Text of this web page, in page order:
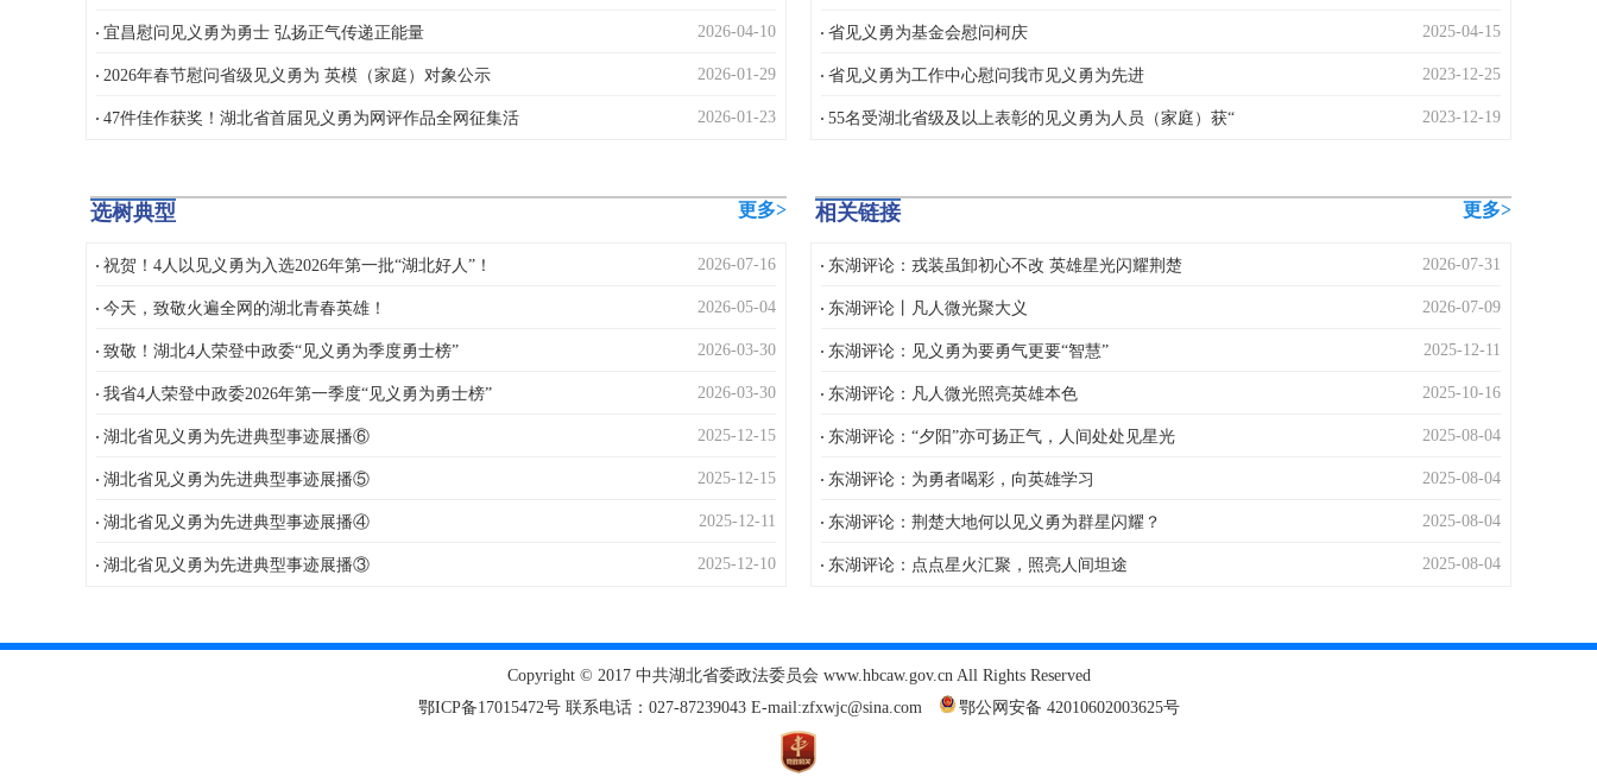
宜昌慰问见义勇为勇士 弘扬正气传递正能量 2026-04-10
2026年春节慰问省级见义勇为 英模（家庭）对象公示 2026-01-29
47件佳作获奖！湖北省首届见义勇为网评作品全网征集活 2026-01-23
省见义勇为基金会慰问柯庆 2025-04-15
省见义勇为工作中心慰问我市见义勇为先进 2023-12-25
55名受湖北省级及以上表彰的见义勇为人员（家庭）获“ 2023-12-19
选树典型 更多>
祝贺！4人以见义勇为入选2026年第一批“湖北好人”！ 2026-07-16
今天，致敬火遍全网的湖北青春英雄！ 2026-05-04
致敬！湖北4人荣登中政委“见义勇为季度勇士榜” 2026-03-30
我省4人荣登中政委2026年第一季度“见义勇为勇士榜” 2026-03-30
湖北省见义勇为先进典型事迹展播⑥ 2025-12-15
湖北省见义勇为先进典型事迹展播⑤ 2025-12-15
湖北省见义勇为先进典型事迹展播④ 2025-12-11
湖北省见义勇为先进典型事迹展播③ 2025-12-10
相关链接 更多>
东湖评论：戎装虽卸初心不改 英雄星光闪耀荆楚 2026-07-31
东湖评论丨凡人微光聚大义 2026-07-09
东湖评论：见义勇为要勇气更要“智慧” 2025-12-11
东湖评论：凡人微光照亮英雄本色 2025-10-16
东湖评论：“夕阳”亦可扬正气，人间处处见星光 2025-08-04
东湖评论：为勇者喝彩，向英雄学习 2025-08-04
东湖评论：荆楚大地何以见义勇为群星闪耀？ 2025-08-04
东湖评论：点点星火汇聚，照亮人间坦途 2025-08-04
Copyright © 2017 中共湖北省委政法委员会 www.hbcaw.gov.cn All Rights Reserved
鄂ICP备17015472号 联系电话：027-87239043 E-mail:zfxwjc@sina.com
鄂公网安备 42010602003625号